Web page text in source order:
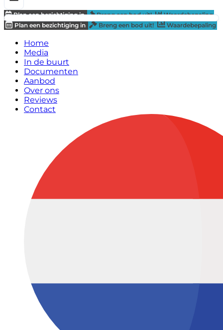
Plan een bezichtiging in Breng een bod uit!
Waardebepaling
Plan een bezichtiging in
Breng een bod uit! Waardebepaling
Home
Media
In de buurt
Documenten
Aanbod
Over ons
Reviews
Contact